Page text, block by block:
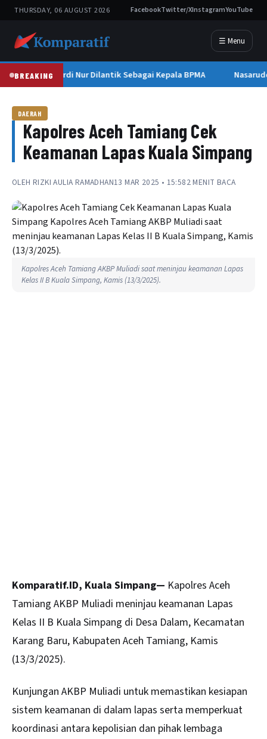
THURSDAY, 06 AUGUST 2026 FacebookTwitter/XInstagramYouTube
☰ Menu
BREAKINGMawardi Nur Dilantik Sebagai Kepala BPMA
DAERAH
Kapolres Aceh Tamiang Cek
Keamanan Lapas Kuala Simpang
OLEH RIZKI AULIA RAMADHAN13 MAR 2025 • 15:582 MENIT BACA
Kapolres Aceh Tamiang AKBP Muliadi saat meninjau keamanan Lapas
Kelas II B Kuala Simpang, Kamis (13/3/2025).
Komparatif.ID, Kuala Simpang— Kapolres Aceh
Tamiang AKBP Muliadi meninjau keamanan Lapas
Kelas II B Kuala Simpang di Desa Dalam, Kecamatan
Karang Baru, Kabupaten Aceh Tamiang, Kamis
(13/3/2025).
Kunjungan AKBP Muliadi untuk memastikan kesiapan
sistem keamanan di dalam lapas serta memperkuat
koordinasi antara kepolisian dan pihak lembaga